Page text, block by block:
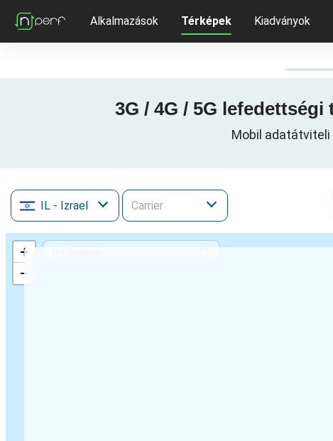
Alkalmazások Térképek Kiadványok
IL - Izrael
+
−